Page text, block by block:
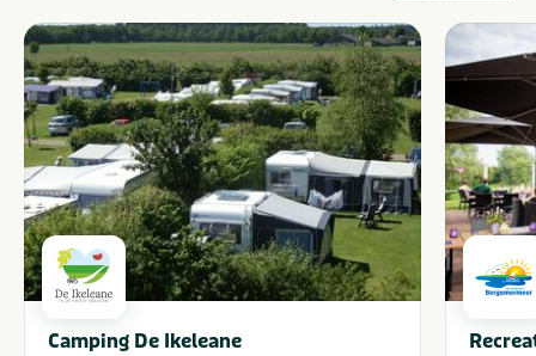
Camping De Ikeleane